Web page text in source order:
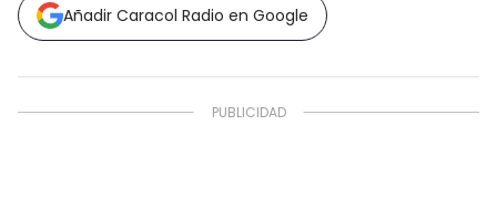
Añadir Caracol Radio en Google